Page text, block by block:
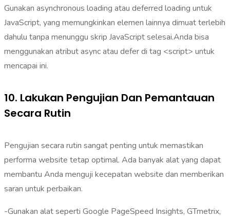
Gunakan asynchronous loading atau deferred loading untuk
JavaScript, yang memungkinkan elemen lainnya dimuat terlebih
dahulu tanpa menunggu skrip JavaScript selesai.Anda bisa
menggunakan atribut async atau defer di tag <script> untuk
mencapai ini.
10. Lakukan Pengujian Dan Pemantauan
Secara Rutin
Pengujian secara rutin sangat penting untuk memastikan
performa website tetap optimal. Ada banyak alat yang dapat
membantu Anda menguji kecepatan website dan memberikan
saran untuk perbaikan.
-Gunakan alat seperti Google PageSpeed Insights, GTmetrix,